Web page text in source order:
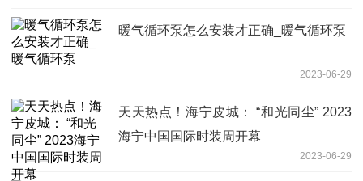
暖气循环泵怎么安装才正确_暖气循环泵
2023-06-29
天天热点！海宁皮城： “和光同尘” 2023
海宁中国国际时装周开幕
2023-06-29